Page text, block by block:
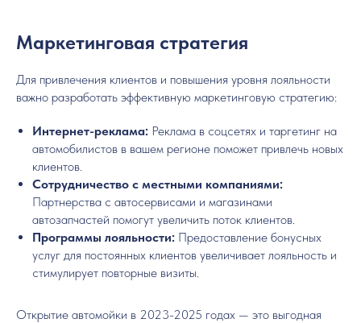
Маркетинговая стратегия
Для привлечения клиентов и повышения уровня лояльности
важно разработать эффективную маркетинговую стратегию:
Интернет-реклама: Реклама в соцсетях и таргетинг на
автомобилистов в вашем регионе поможет привлечь новых
клиентов.
Сотрудничество с местными компаниями:
Партнерства с автосервисами и магазинами
автозапчастей помогут увеличить поток клиентов.
Программы лояльности: Предоставление бонусных
услуг для постоянных клиентов увеличивает лояльность и
стимулирует повторные визиты.
Открытие автомойки в 2023-2025 годах — это выгодная